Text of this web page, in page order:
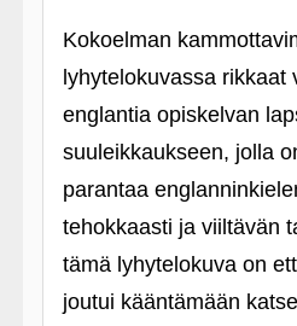
Kokoelman
lyhytelokuvassa rikkaat
englantia opiskelvan
suuleikkaukseen, jolla
parantaa
tehokkaasti ja viiltävän
tämä lyhytelokuva on
joutui kääntämään